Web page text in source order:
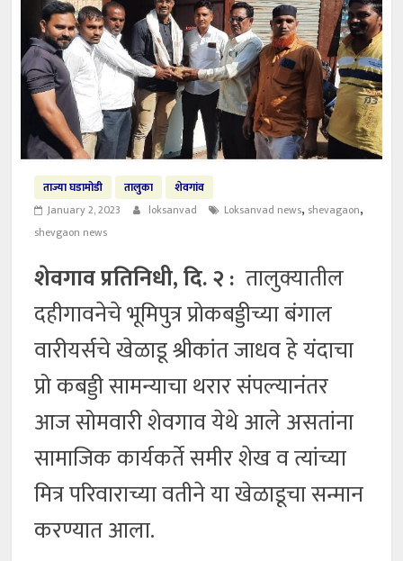
ताज्या घडामोडी तालुका
शेवगांव
January 2, 2023
loksanvad Loksanvad news, shevagaon,
shevgaon news
शेवगाव प्रतिनिधी, दि. २ : तालुक्यातील
दहीगावनेचे भूमिपुत्र प्रोकबड्डीच्या बंगाल
वारीयर्सचे खेळाडू श्रीकांत जाधव हे यंदाचा
प्रो कबड्डी सामन्याचा थरार संपल्यानंतर
आज सोमवारी शेवगाव येथे आले असतांना
सामाजिक कार्यकर्ते समीर शेख व त्यांच्या
मित्र परिवाराच्या वतीने या खेळाडूचा सन्मान
करण्यात आला.